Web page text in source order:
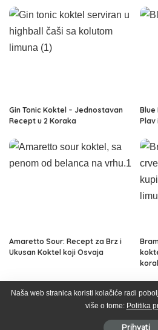
Gin Tonic Koktel – Jednostavan
Recept u 2 Koraka
Blue
Plav
Amaretto Sour: Recept za Brz i
Ukusan Koktel koji Osvaja
Svet Alkohola ©
Naša web stranica koristi kolačiće radi
više o tome: Politika
Prihvati